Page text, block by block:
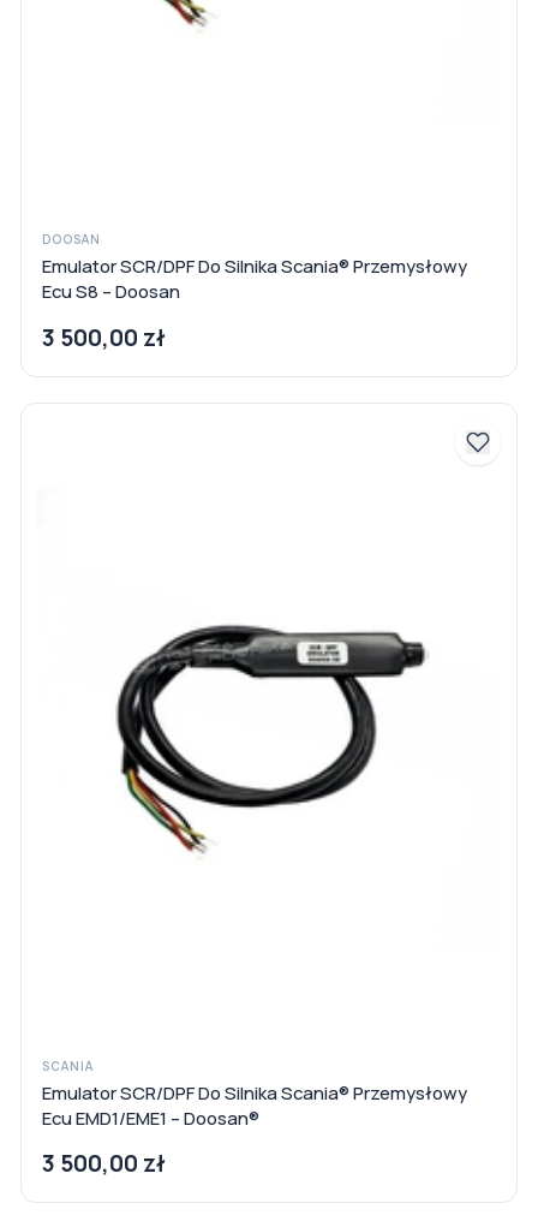
DOOSAN
Emulator SCR/DPF Do Silnika Scania® Przemysłowy
Ecu S8 – Doosan
3 500,00 zł
SCANIA
Emulator SCR/DPF Do Silnika Scania® Przemysłowy
Ecu EMD1/EME1 – Doosan®
3 500,00 zł